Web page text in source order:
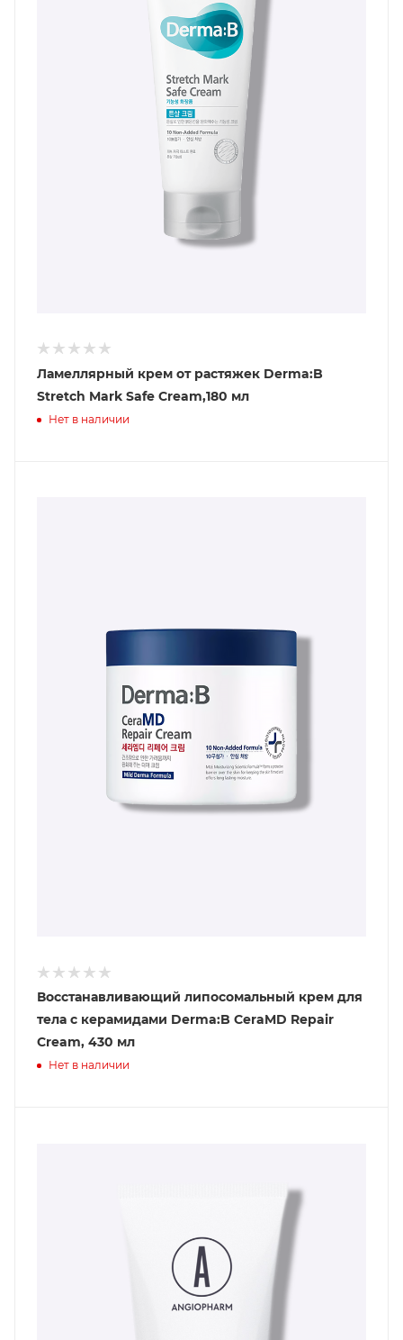
Ламеллярный крем от растяжек Derma:B
Stretch Mark Safe Cream,180 мл
Нет в наличии
Восстанавливающий липосомальный крем для
тела с керамидами Derma:B CeraMD Repair
Cream, 430 мл
Нет в наличии